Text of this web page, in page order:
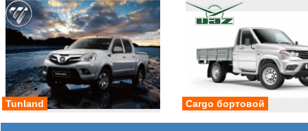
Tunland Cargo бортовой